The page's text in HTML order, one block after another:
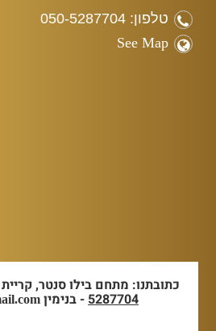
טלפון: 050-5287704
See Map
כתובתנו: מתחם בילו סנטר,
5287704- בנימין